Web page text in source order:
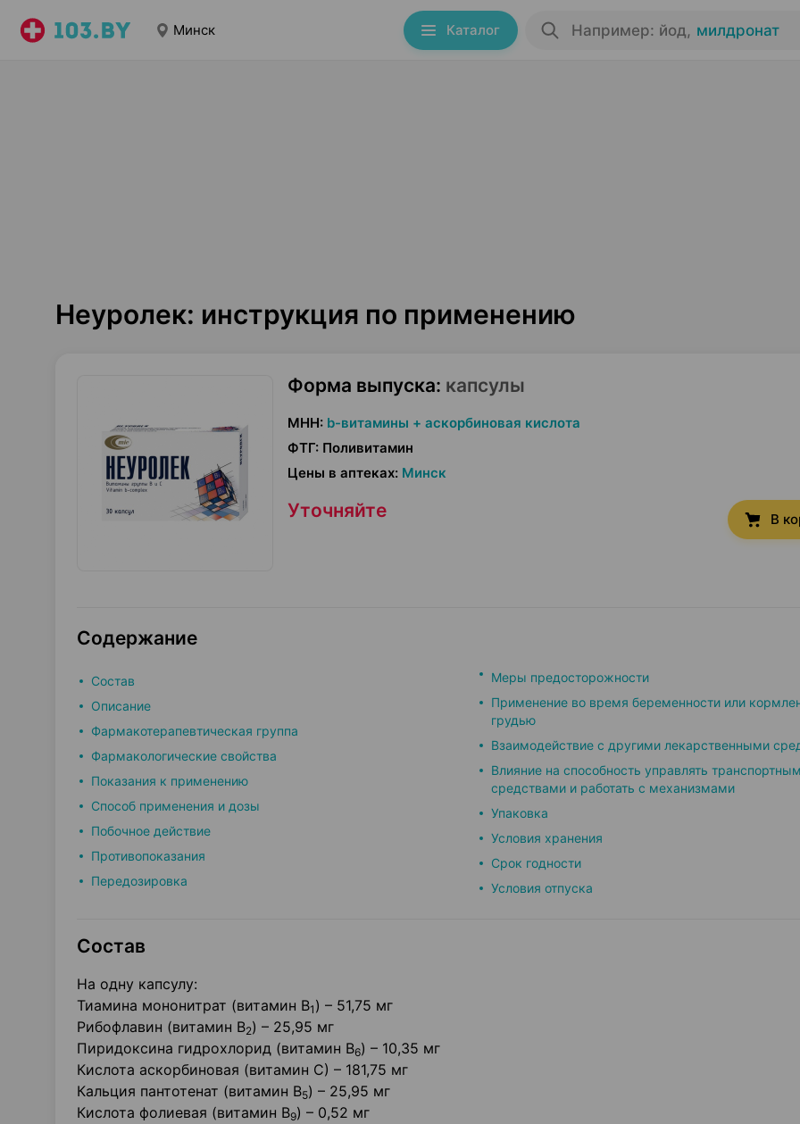
Минск Каталог Например: йод, милдронат
Неуролек: инструкция по применению
Форма выпуска: капсулы
МНН: b-витамины + аскорбиновая кислота
ФТГ: Поливитамин
Цены в аптеках: Минск
Уточняйте В
Содержание
Состав
Описание
Фармакотерапевтическая группа
Фармакологические свойства
Показания к применению
Способ применения и дозы
Побочное действие
Противопоказания
Передозировка
Меры предосторожности
Применение во время беременности или
грудью
Взаимодействие с другими лекарственными
Влияние на способность управлять
средствами и работать с механизмами
Упаковка
Условия хранения
Срок годности
Условия отпуска
Состав
На одну капсулу:
Тиамина мононитрат (витамин В1 ) – 51,75 мг
Рибофлавин (витамин В2) – 25,95 мг
Пиридоксина гидрохлорид (витамин В6) – 10,35 мг
Кислота аскорбиновая (витамин С) – 181,75 мг
Кальция пантотенат (витамин В5) – 25,95 мг
Кислота фолиевая (витамин В9) – 0,52 мг